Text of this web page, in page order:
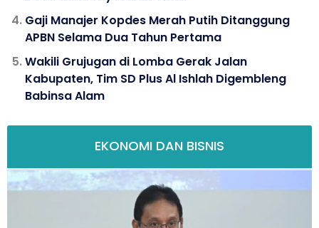
Gaji Manajer Kopdes Merah Putih Ditanggung
APBN Selama Dua Tahun Pertama
Wakili Grujugan di Lomba Gerak Jalan
Kabupaten, Tim SD Plus Al Ishlah Digembleng
Babinsa Alam
EKONOMI DAN BISNIS